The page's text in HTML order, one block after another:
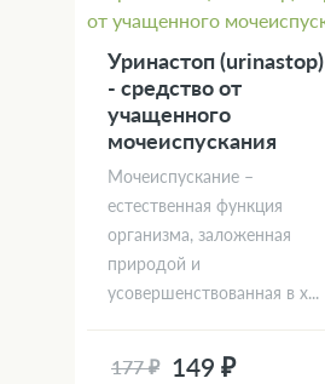
Уринастоп (urinastop)
- средство от
учащенного
мочеиспускания
Мочеиспускание –
естественная функция
организма, заложенная
природой и
усовершенствованная в х...
177 ₽ 149 ₽